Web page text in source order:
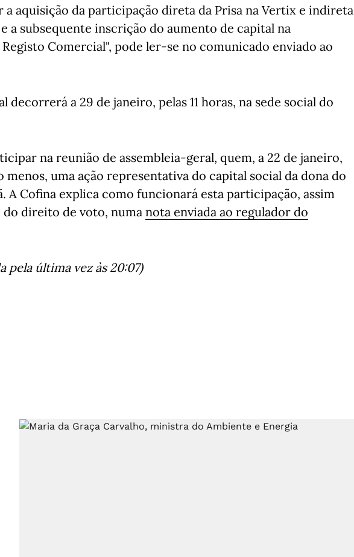
aquisição da participação direta da Prisa na Vertix e indireta
a subsequente inscrição do aumento de capital na
Comercial", pode ler-se no comunicado enviado ao
decorrerá a 29 de janeiro, pelas 11 horas, na sede social do
na reunião de assembleia-geral, quem, a 22 de janeiro,
uma ação representativa do capital social da dona do
A Cofina explica como funcionará esta participação, assim
direito de voto, numa nota enviada ao regulador do
pela última vez às 20:07)